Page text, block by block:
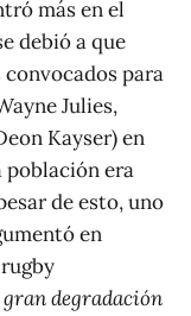
más en el
debió a que
para
Julies,
Kayser) en
población era
de esto, uno
en
degradación